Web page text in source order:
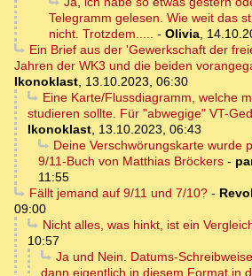
Telegramm gelesen. Wie weit das
nicht. Trotzdem..... - Olivia,
Ein Brief aus der 'Gewerkschaft der
Jahren der WK3 und die beiden
Ikonoklast, 13.10.2023, 06:30
Eine Karte/Flussdiagramm, welche
studieren sollte. Für "abwegige" VT-
Ikonoklast, 13.10.2023, 06:43
Deine Verschwörungskarte wurde
9/11-Buch von Matthias Bröckers -
11:55
Fällt jemand auf 9/11 und 7/10?-
09:00
Nicht alles, was hinkt, ist ein
10:57
Ja und Nein. Datums-
dann eigentlich in diesem Format in